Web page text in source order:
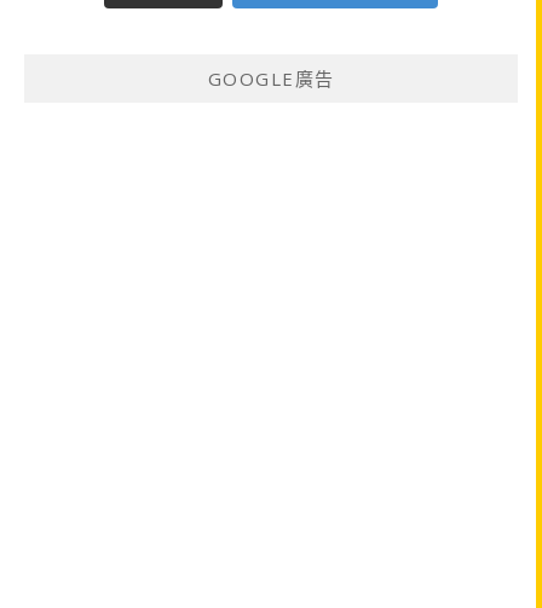
GOOGLE廣告